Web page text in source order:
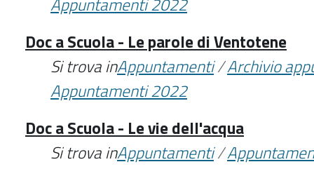
Doc a Scuola - Le parole di Ventotene
Si trova inAppuntamenti/Archivio
Appuntamenti 2022
Doc a Scuola - Le vie dell'acqua
Si trova inAppuntamenti/